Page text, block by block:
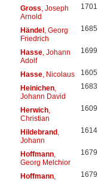
Gross , Joseph
Arnold
1701
Händel, Georg
Friedrich
1685
Hasse, Johann
Adolf
1699
Hasse, Nicolaus 1605
Heinichen,
Johann David
1683
Herwich,
Christian
1609
Hildebrand,
Johann
1614
Hoffmann,
Georg Melchior
1679
Hoffmann,
1679